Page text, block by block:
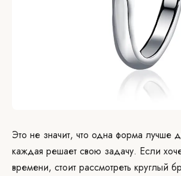
Это не значит, что одна форма лучше
каждая решает свою задачу. Если
времени, стоит рассмотреть круглый